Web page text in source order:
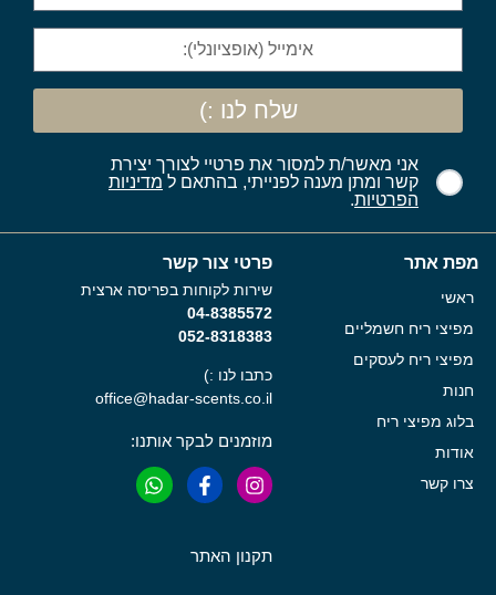
פרטי צור קשר
שירות לקוחות בפריסה ארצית
04-8385572
052-8318383
כתבו לנו :)
office@hadar-scents.co.il
מוזמנים לבקר אותנו:
תקנון האתר
אני מאשר/ת למסור את פרטיי לצורך יצירת
קשר ומתן מענה לפנייתי, בהתאם ל מדיניות
הפרטיות.
שלח לנו :)
מפת אתר
ראשי
מפיצי ריח חשמליים
מפיצי ריח לעסקים
חנות
בלוג מפיצי ריח
אודות
צרו קשר